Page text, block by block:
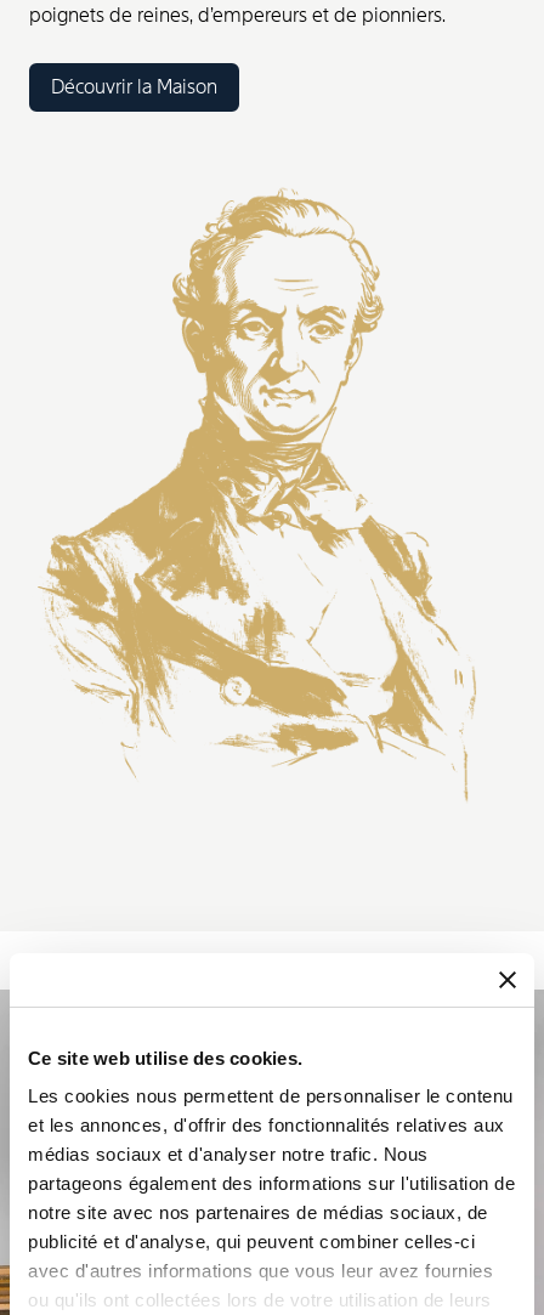
Ce site web utilise des cookies.
Les cookies nous permettent de personnaliser le contenu
et les annonces, d'offrir des fonctionnalités relatives aux
médias sociaux et d'analyser notre trafic. Nous
partageons également des informations sur l'utilisation de
notre site avec nos partenaires de médias sociaux, de
publicité et d'analyse, qui peuvent combiner celles-ci
avec d'autres informations que vous leur avez fournies
ou qu'ils ont collectées lors de votre utilisation de leurs
poignets de reines, d’empereurs et de pionniers.
Découvrir la Maison